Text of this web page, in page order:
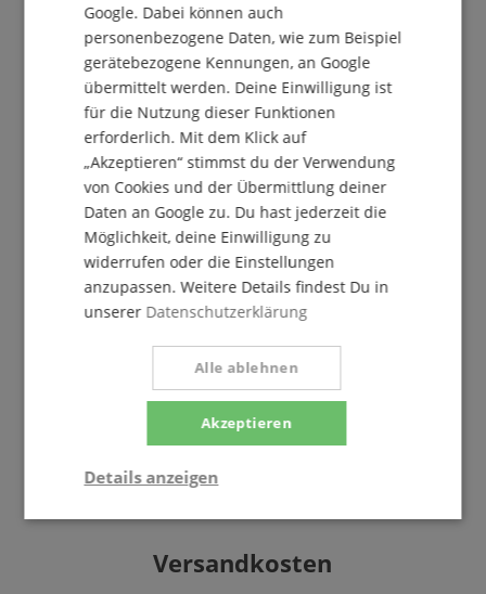
Kostenlos abonnieren »
Mehr Info »
08861-909494-0
Heute erreichbar: 09:30 - 18:00
Versandkosten
Google. Dabei können auch
personenbezogene Daten, wie zum Beispiel
gerätebezogene Kennungen, an Google
übermittelt werden. Deine Einwilligung ist
für die Nutzung dieser Funktionen
erforderlich. Mit dem Klick auf
„Akzeptieren“ stimmst du der Verwendung
von Cookies und der Übermittlung deiner
Daten an Google zu. Du hast jederzeit die
Möglichkeit, deine Einwilligung zu
widerrufen oder die Einstellungen
anzupassen. Weitere Details findest Du in
unserer Datenschutzerklärung
Akzeptieren
Alle ablehnen
Details anzeigen
Notwendig Statistik Marketing